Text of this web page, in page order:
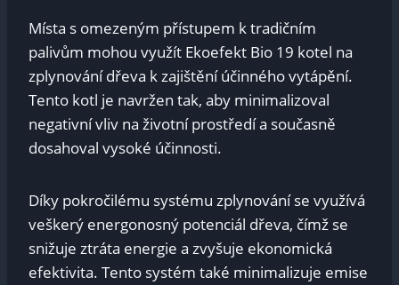
Místa s omezeným přístupem k tradičním
palivům mohou využít Ekoefekt Bio 19 kotel na
zplynování dřeva k zajištění účinného vytápění.
Tento kotl je navržen tak, aby minimalizoval
negativní vliv na životní prostředí a současně
dosahoval vysoké účinnosti.
Díky pokročilému systému zplynování se využívá
veškerý energonosný potenciál dřeva, čímž se
snižuje ztráta energie a zvyšuje ekonomická
efektivita. Tento systém také minimalizuje emise